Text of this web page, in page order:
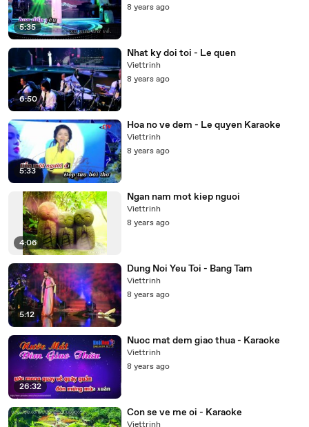
5:35
8 years ago
6:50
Nhat ky doi toi - Le quen
Viettrinh
8 years ago
5:33
Hoa no ve dem - Le quyen Karaoke
Viettrinh
8 years ago
4:06
Ngan nam mot kiep nguoi
Viettrinh
8 years ago
5:12
Dung Noi Yeu Toi - Bang Tam
Viettrinh
8 years ago
26:32
Nuoc mat dem giao thua - Karaoke
Viettrinh
8 years ago
Con se ve me oi - Karaoke